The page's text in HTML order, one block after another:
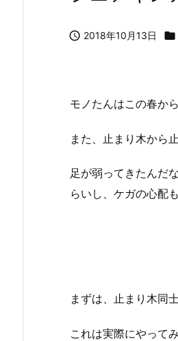
 2018年10月13日 
モノたんはこの春か
また、止まり木から
足が弱ってきたんだ
らいし、ケガの心配
まずは、止まり木同
これは実際にやって